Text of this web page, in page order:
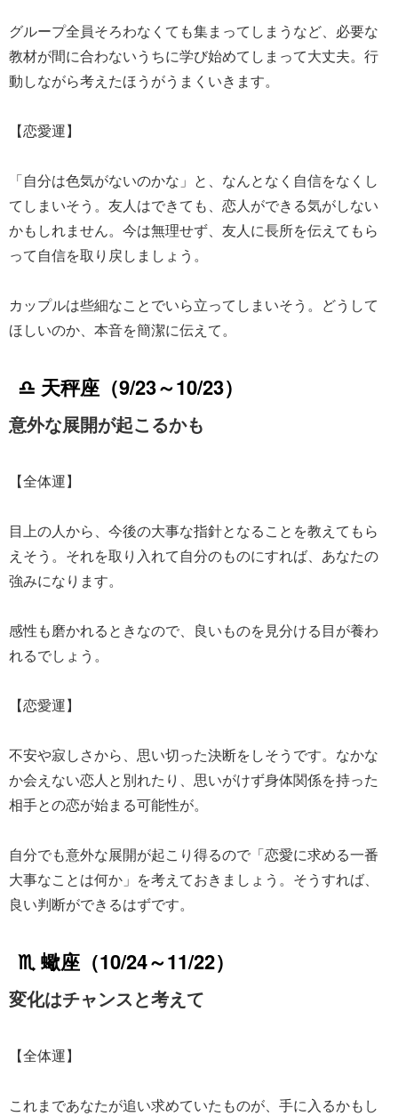
グループ全員そろわなくても集まってしまうなど、必要な
教材が間に合わないうちに学び始めてしまって大丈夫。行
動しながら考えたほうがうまくいきます。
【恋愛運】
「自分は色気がないのかな」と、なんとなく自信をなくし
てしまいそう。友人はできても、恋人ができる気がしない
かもしれません。今は無理せず、友人に長所を伝えてもら
って自信を取り戻しましょう。
カップルは些細なことでいら立ってしまいそう。どうして
ほしいのか、本音を簡潔に伝えて。
♎ 天秤座（9/23～10/23）
意外な展開が起こるかも
【全体運】
目上の人から、今後の大事な指針となることを教えてもら
えそう。それを取り入れて自分のものにすれば、あなたの
強みになります。
感性も磨かれるときなので、良いものを見分ける目が養わ
れるでしょう。
【恋愛運】
不安や寂しさから、思い切った決断をしそうです。なかな
か会えない恋人と別れたり、思いがけず身体関係を持った
相手との恋が始まる可能性が。
自分でも意外な展開が起こり得るので「恋愛に求める一番
大事なことは何か」を考えておきましょう。そうすれば、
良い判断ができるはずです。
♏ 蠍座（10/24～11/22）
変化はチャンスと考えて
【全体運】
これまであなたが追い求めていたものが、手に入るかもし